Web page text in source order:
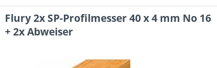
Flury 2x SP-Profilmesser 40 x 4 mm No 16
+ 2x Abweiser